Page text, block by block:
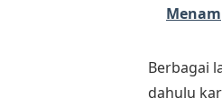
Berbagai
dahulu